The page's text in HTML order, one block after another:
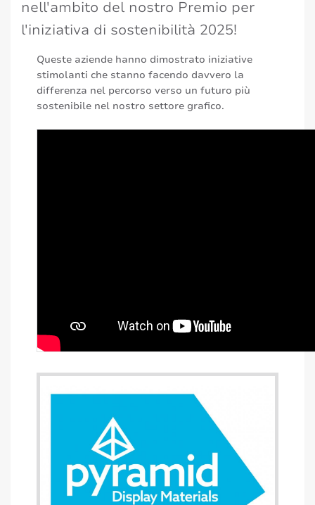
nell'ambito del nostro Premio per
l'iniziativa di sostenibilità 2025!
Queste aziende hanno dimostrato iniziative
stimolanti che stanno facendo davvero la
differenza nel percorso verso un futuro più
sostenibile nel nostro settore grafico.